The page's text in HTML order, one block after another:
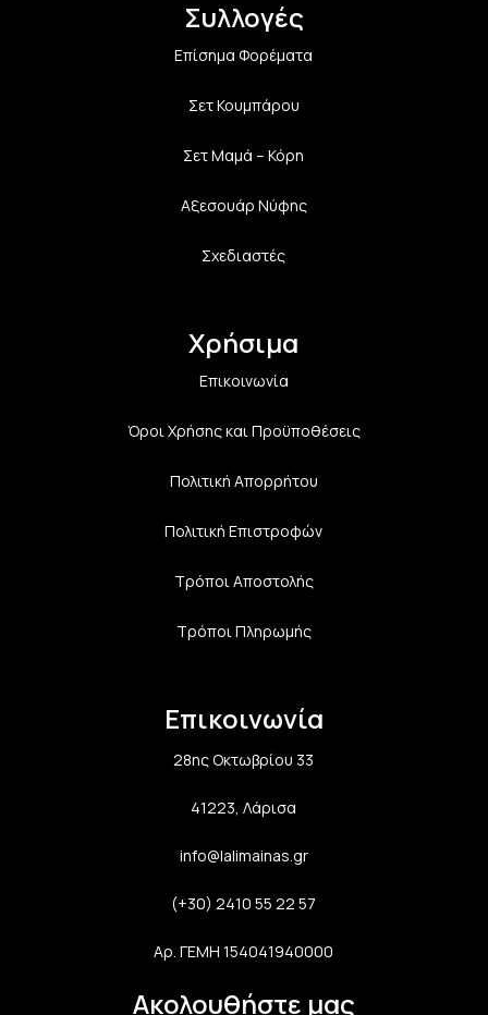
Συλλογές
Επίσημα Φορέματα
Σετ Κουμπάρου
Σετ Μαμά – Κόρη
Αξεσουάρ Νύφης
Σχεδιαστές
Χρήσιμα
Επικοινωνία
Όροι Χρήσης και Προϋποθέσεις
Πολιτική Aπορρήτου
Πολιτική Επιστροφών
Τρόποι Αποστολής
Τρόποι Πληρωμής
Επικοινωνία
28ης Οκτωβρίου 33
41223, Λάρισα
info@lalimainas.gr
(+30) 2410 55 22 57
Αρ. ΓΕΜΗ 154041940000
Ακολουθήστε μας